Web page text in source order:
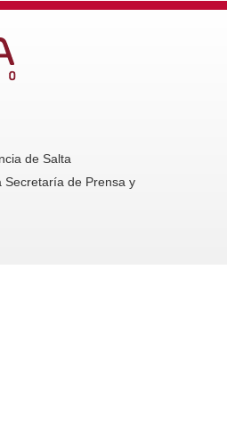
de Salta
Secretaría de Prensa y